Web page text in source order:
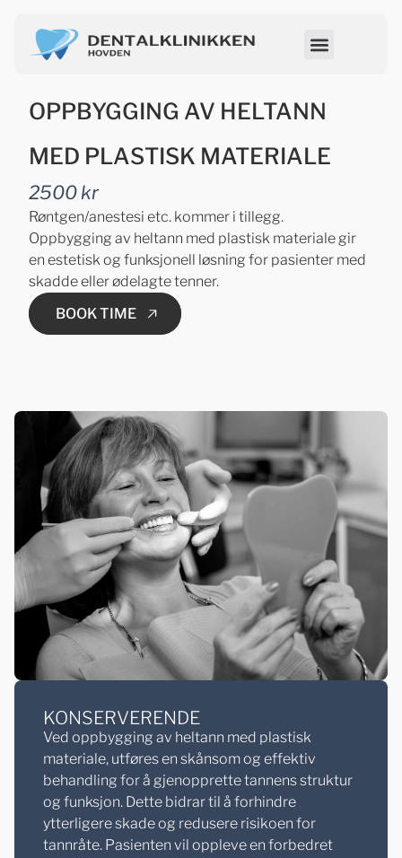
OPPBYGGING AV HELTANN
MED PLASTISK MATERIALE
2500 kr
Røntgen/anestesi etc. kommer i tillegg.
Oppbygging av heltann med plastisk materiale gir
en estetisk og funksjonell løsning for pasienter med
skadde eller ødelagte tenner.
BOOK TIME
BOOK TIME
KONSERVERENDE
Ved oppbygging av heltann med plastisk
materiale, utføres en skånsom og effektiv
behandling for å gjenopprette tannens struktur
og funksjon. Dette bidrar til å forhindre
ytterligere skade og redusere risikoen for
tannråte. Pasienten vil oppleve en forbedret